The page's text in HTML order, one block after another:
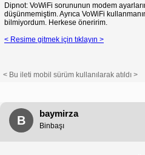
Dipnot: VoWiFi sorununun modem
düşünmemiştim. Ayrıca VoWiFi
bilmiyordum. Herkese öneririm.
< Resime gitmek için tıklayın >
< Bu ileti mobil sürüm kullanılarak atıldı >
B
baymirza
Binbaşı